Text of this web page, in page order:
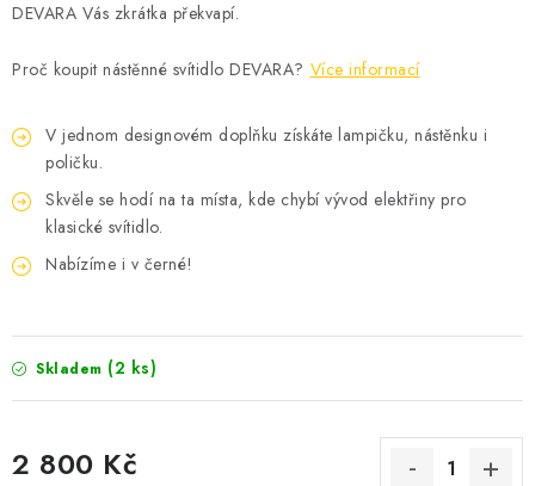
DEVARA Vás zkrátka překvapí.
Proč koupit nástěnné svítidlo DEVARA? Více informací
V jednom designovém doplňku získáte lampičku, nástěnku i
poličku.
Skvěle se hodí na ta místa, kde chybí vývod elektřiny pro
klasické svítidlo.
Nabízíme i v černé!
Skladem (2 ks)
2 800 Kč